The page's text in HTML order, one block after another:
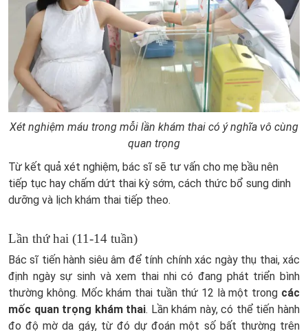
Xét nghiệm máu trong mỗi lần khám thai có ý nghĩa vô cùng
quan trọng
Từ kết quả xét nghiệm, bác sĩ sẽ tư vấn cho mẹ bầu nên
tiếp tục hay chấm dứt thai kỳ sớm, cách thức bổ sung dinh
dưỡng và lịch khám thai tiếp theo.
Lần thứ hai (11-14 tuần)
Bác sĩ tiến hành siêu âm để tính chính xác ngày thụ thai, xác
định ngày sự sinh và xem thai nhi có đang phát triển bình
thường không. Mốc khám thai tuần thứ 12 là một trong các
mốc quan trọng khám thai. Lần khám này, có thể tiến hành
đo độ mờ da gáy, từ đó dự đoán một số bất thường trên